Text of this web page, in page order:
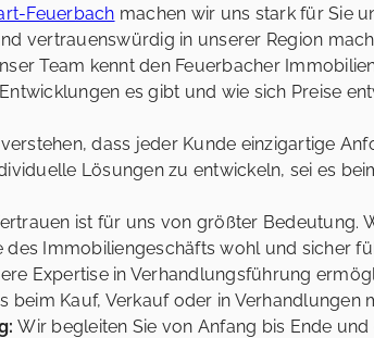
Feuerbach machen wir uns stark für Sie
vertrauenswürdig in unserer Region
Team kennt den Feuerbacher
es gibt und wie sich Preise
dass jeder Kunde einzigartige
Lösungen zu entwickeln, sei es
ist für uns von größter Bedeutung.
des Immobiliengeschäfts wohl und sicher
Expertise in Verhandlungsführung
beim Kauf, Verkauf oder in Verhandlungen
Wir begleiten Sie von Anfang bis Ende